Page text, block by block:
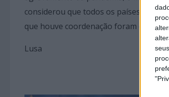
considerou que todos os países da UE
que houve coordenação foram criadas
Lusa